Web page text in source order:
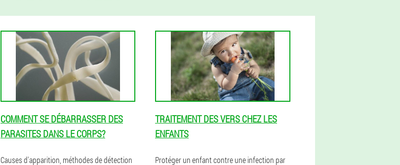
COMMENT SE DÉBARRASSER DES
PARASITES DANS LE CORPS?
Causes d'apparition, méthodes de détection
TRAITEMENT DES VERS CHEZ LES
ENFANTS
Protéger un enfant contre une infection par